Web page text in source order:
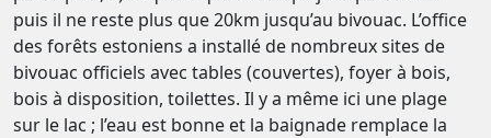
puis il ne reste plus que 20km jusqu’au bivouac. L’office
des forêts estoniens a installé de nombreux sites de
bivouac officiels avec tables (couvertes), foyer à bois,
bois à disposition, toilettes. Il y a même ici une plage
sur le lac ; l’eau est bonne et la baignade remplace la